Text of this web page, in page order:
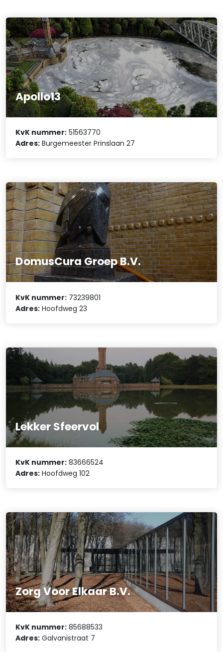
Apollo13
KvK nummer: 51563770
Adres: Burgemeester Prinslaan 27
DomusCura Groep B.V.
KvK nummer: 73239801
Adres: Hoofdweg 23
Lekker Sfeervol
KvK nummer: 83666524
Adres: Hoofdweg 102
Zorg Voor Elkaar B.V.
KvK nummer: 85688533
Adres: Galvanistraat 7